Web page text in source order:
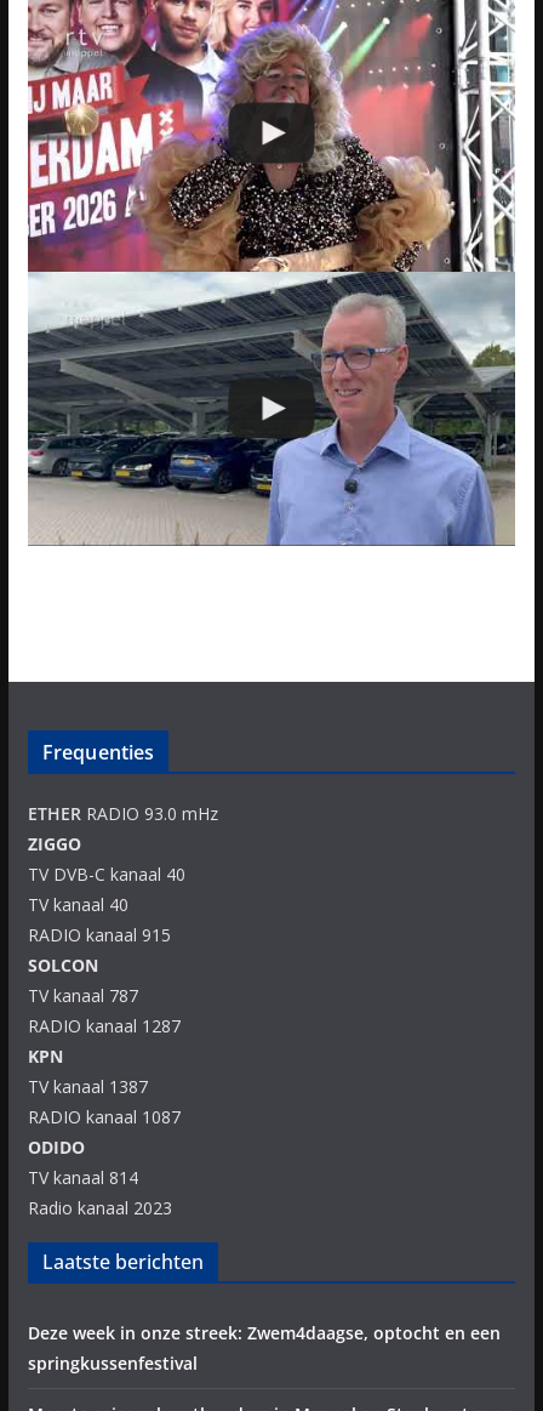
Frequenties
ETHERRADIO 93.0 mHz
ZIGGO
TV DVB-C kanaal 40
TV kanaal 40
RADIO kanaal 915
SOLCON
TV kanaal 787
RADIO kanaal 1287
KPN
TV kanaal 1387
RADIO kanaal 1087
ODIDO
TV kanaal 814
Radio kanaal 2023
Laatste berichten
Deze week in onze streek: Zwem4daagse, optocht en een
springkussenfestival